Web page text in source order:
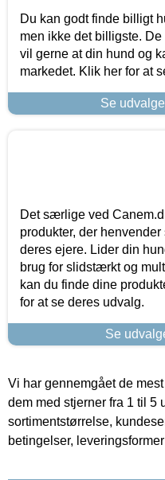
Du kan godt finde billigt
men ikke det billigste.
vil gerne at din hund og
markedet. Klik her for at
Se
Det særlige ved
produkter, der
deres ejere. Lider din
brug for slidstærkt og
kan du finde dine
for at se deres udvalg.
Se
Vi har gennemgået de
dem med stjerner fra 1 til 5
sortimentstørrelse,
betingelser,